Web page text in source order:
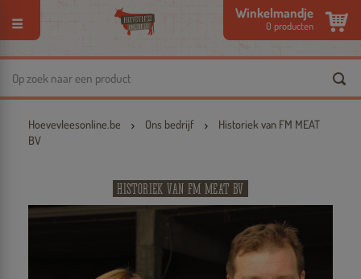
Winkelmandje
0 producten
Toggle
navigation
Hoevevleesonline.be Ons bedrijf
Historiek van FM MEAT
BV
HISTORIEK VAN FM MEAT BV